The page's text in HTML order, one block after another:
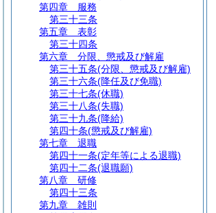
第四章
服務
第三十三条
第五章
表彰
第三十四条
第六章
分限、懲戒及び解雇
第三十五条(分限、懲戒及び解雇)
第三十六条(降任及び免職)
第三十七条(休職)
第三十八条(失職)
第三十九条(降給)
第四十条(懲戒及び解雇)
第七章
退職
第四十一条(定年等による退職)
第四十二条(退職願)
第八章
研修
第四十三条
第九章
雑則